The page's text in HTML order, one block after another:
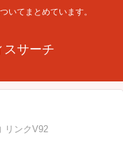
いてまとめています。
スサーチ
リンクV92